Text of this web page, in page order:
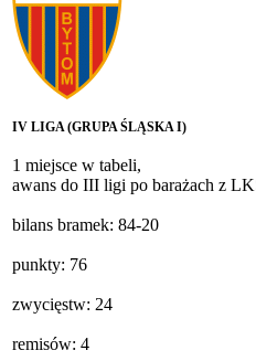
IV LIGA (GRUPA ŚLĄSKA I)
1 miejsce w tabeli,
awans do III ligi po barażach z
bilans bramek: 84-20
punkty: 76
zwycięstw: 24
remisów: 4